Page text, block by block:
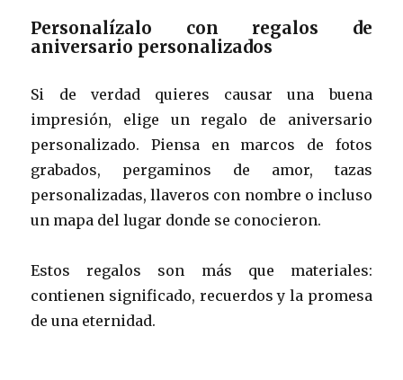
Personalízalo con regalos de
aniversario personalizados
Si de verdad quieres causar una buena
impresión, elige un regalo de aniversario
personalizado. Piensa en marcos de fotos
grabados, pergaminos de amor, tazas
personalizadas, llaveros con nombre o incluso
un mapa del lugar donde se conocieron.
Estos regalos son más que materiales:
contienen significado, recuerdos y la promesa
de una eternidad.